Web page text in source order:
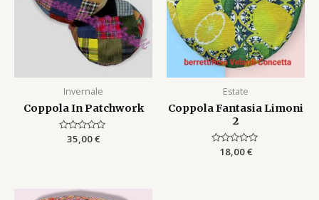
Invernale
Coppola In Patchwork
Rated
35,00€
Estate
Coppola Fantasia Limoni
2
Rated
18,00€